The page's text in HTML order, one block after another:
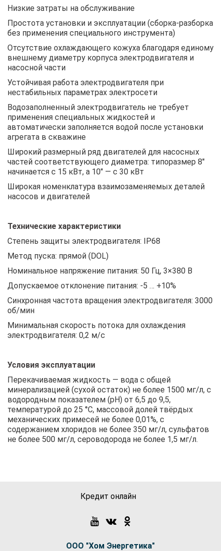
Низкие затраты на обслуживание
Простота установки и эксплуатации (сборка-разборка
без применения специального инструмента)
Отсутствие охлаждающего кожуха благодаря единому
внешнему диаметру корпуса электродвигателя и
насосной части
Устойчивая работа электродвигателя при
нестабильных параметрах электросети
Водозаполненный электродвигатель не требует
применения специальных жидкостей и
автоматически заполняется водой после установки
агрегата в скважине
Широкий размерный ряд двигателей для насосных
частей соответствующего диаметра: типоразмер 8″
начинается с 15 кВт, а 10″ — с 30 кВт
Широкая номенклатура взаимозаменяемых деталей
насосов и двигателей
Технические характеристики
Степень защиты электродвигателя: IP68
Метод пуска: прямой (DOL)
Номинальное напряжение питания: 50 Гц, 3×380 В
Допускаемое отклонение питания: -5 … +10%
Синхронная частота вращения электродвигателя: 3000
об/мин
Минимальная скорость потока для охлаждения
электродвигателя: 0,2 м/с
Условия эксплуатации
Перекачиваемая жидкость — вода с общей
минерализацией (сухой остаток) не более 1500 мг/л, с
водородным показателем (рН) от 6,5 до 9,5,
температурой до 25 °C, массовой долей твёрдых
механических примесей не более 0,01%, с
содержанием хлоридов не более 350 мг/л, сульфатов
не более 500 мг/л, сероводорода не более 1,5 мг/л.
Кредит онлайн
ООО "Хом Энергетика"